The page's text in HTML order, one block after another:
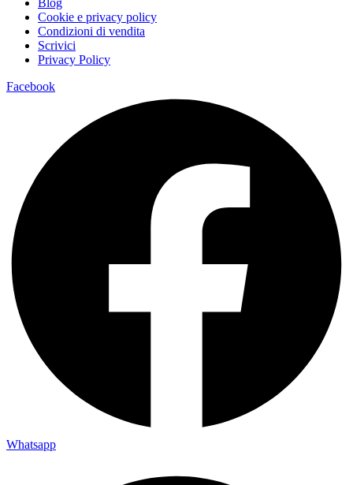
Cookie e privacy policy
Condizioni di vendita
Scrivici
Privacy Policy
Facebook
Whatsapp